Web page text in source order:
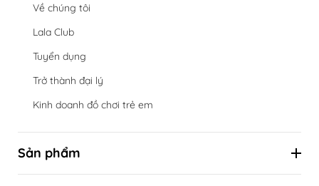
Về chúng tôi
Lala Club
Tuyển dụng
Trở thành đại lý
Kinh doanh đồ chơi trẻ em
Sản phẩm
Hộp đồ chơi định kỳ theo cột mốc phát triển